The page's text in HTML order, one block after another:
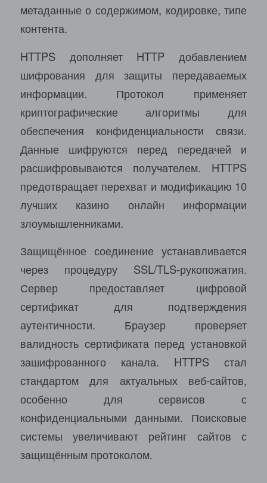
метаданные о содержимом, кодировке, типе
контента.
HTTPS дополняет HTTP добавлением
шифрования для защиты передаваемых
информации. Протокол применяет
криптографические алгоритмы для
обеспечения конфиденциальности связи.
Данные шифруются перед передачей и
расшифровываются получателем. HTTPS
предотвращает перехват и модификацию 10
лучших казино онлайн информации
злоумышленниками.
Защищённое соединение устанавливается
через процедуру SSL/TLS-рукопожатия.
Сервер предоставляет цифровой
сертификат для подтверждения
аутентичности. Браузер проверяет
валидность сертификата перед установкой
зашифрованного канала. HTTPS стал
стандартом для актуальных веб-сайтов,
особенно для сервисов с
конфиденциальными данными. Поисковые
системы увеличивают рейтинг сайтов с
защищённым протоколом.